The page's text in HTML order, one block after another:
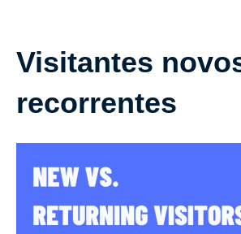
Visitantes
recorrentes